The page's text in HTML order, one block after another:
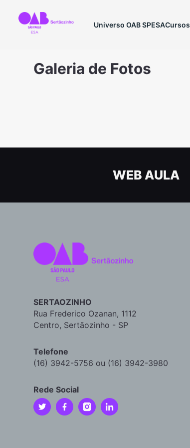
Universo OAB SPESACursos
Galeria de Fotos
WEB AULA
SERTAOZINHO
Rua Frederico Ozanan, 1112
Centro, Sertãozinho - SP
Telefone
(16) 3942-5756 ou (16) 3942-3980
Rede Social